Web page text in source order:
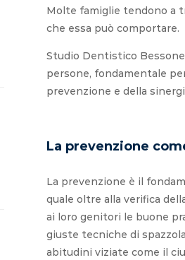
Molte famiglie tendono a
che essa può comportare.
Studio Dentistico
persone, fondamentale
prevenzione e della
La prevenzione
La prevenzione è il
quale oltre alla verifica
ai loro genitori le buone
giuste tecniche di
abitudini viziate come il